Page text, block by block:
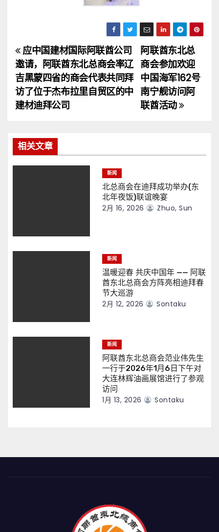
文
章
导
阿联酋东北总
商会参加欢迎
中国海军162号
南宁舰访问阿
联酋活动
应中国建材国际阿联酋公司
邀请，阿联酋东北总商会率辽
吉黑蒙四省的商会代表共同拜
访了位于杰布拉里自贸区的中
建材迪拜公司
相关文章
新闻
北总商会在迪拜成功举办(东
北年夜饭)联谊晚宴
2月 16, 2026 Zhuo, Sun
新闻
温暖迎春 共庆中国年 —— 阿联
酋东北总商会方阵亮相迪拜春
节大巡游
2月 12, 2026 Sontaku
新闻
阿联酋东北总商会范业伟先生
一行于2026年1月6日下午对
大连林辉油画展馆进行了参观
访问
1月 13, 2026 Sontaku